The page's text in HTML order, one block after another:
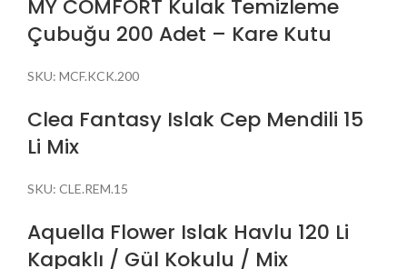
MY COMFORT Kulak Temizleme
Çubuğu 200 Adet – Kare Kutu
SKU: MCF.KCK.200
Clea Fantasy Islak Cep Mendili 15
Li Mix
SKU: CLE.REM.15
Aquella Flower Islak Havlu 120 Li
Kapaklı / Gül Kokulu / Mix